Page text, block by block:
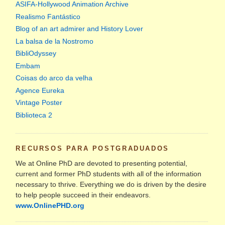
ASIFA-Hollywood Animation Archive
Realismo Fantástico
Blog of an art admirer and History Lover
La balsa de la Nostromo
BibliOdyssey
Embam
Coisas do arco da velha
Agence Eureka
Vintage Poster
Biblioteca 2
RECURSOS PARA POSTGRADUADOS
We at Online PhD are devoted to presenting potential,
current and former PhD students with all of the information
necessary to thrive. Everything we do is driven by the desire
to help people succeed in their endeavors.
www.OnlinePHD.org